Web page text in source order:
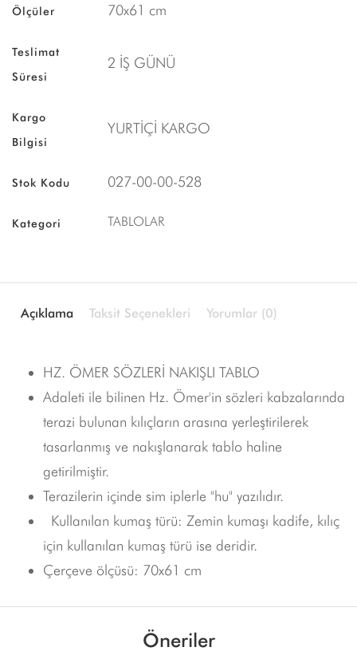
Ölçüler 70x61 cm
Teslimat
Süresi
2 İŞ GÜNÜ
Kargo
Bilgisi
YURTİÇİ KARGO
Stok Kodu 027-00-00-528
Kategori TABLOLAR
Açıklama Taksit Seçenekleri Yorumlar (0)
HZ. ÖMER SÖZLERİ NAKIŞLI TABLO
Adaleti ile bilinen Hz. Ömer'in sözleri kabzalarında
terazi bulunan kılıçların arasına yerleştirilerek
tasarlanmış ve nakışlanarak tablo haline
getirilmiştir.
Terazilerin içinde sim iplerle "hu" yazılıdır.
Kullanılan kumaş türü: Zemin kumaşı kadife, kılıç
için kullanılan kumaş türü ise deridir.
Çerçeve ölçüsü: 70x61 cm
Öneriler